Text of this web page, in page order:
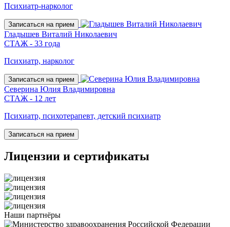
Психиатр-нарколог
Записаться на прием
Гладышев Виталий Николаевич
СТАЖ - 33 года
Психиатр, нарколог
Записаться на прием
Северина Юлия Владимировна
СТАЖ - 12 лет
Психиатр, психотерапевт, детский психиатр
Записаться на прием
Лицензии и сертификаты
Наши партнёры